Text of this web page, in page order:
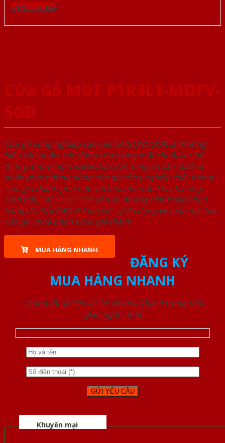
Gọi 0976.169.864
Cửa Gỗ MDF P1R3L1-MDFV-
SGD
Cửa gỗ công nghiệp cao cấp SAIGONDOOR là thương
hiệu sản phẩm các dòng cửa trong một chuỗi các hệ
thống Showroom SAIGONDOOR. Chuyên sản xuất và
phân phối những dòng cửa gỗ công nghiệp chất lượng
cao, giá thành phù hợp với mọi nhu cầu khách hàng.
Trên hết, SAIGONDOOR còn có những chính sách bán
hàng ƯU ĐÃI CAO đi kèm với sự đa dạng về mẫu mã, loại
cửa gỗ và cả phân khúc giá thành.
MUA HÀNG NHANH
ĐĂNG KÝ
MUA HÀNG NHANH
Chúng tôi sẽ liên lạc lại với quý khách trong thời
gian ngắn nhất
Khuyến mại